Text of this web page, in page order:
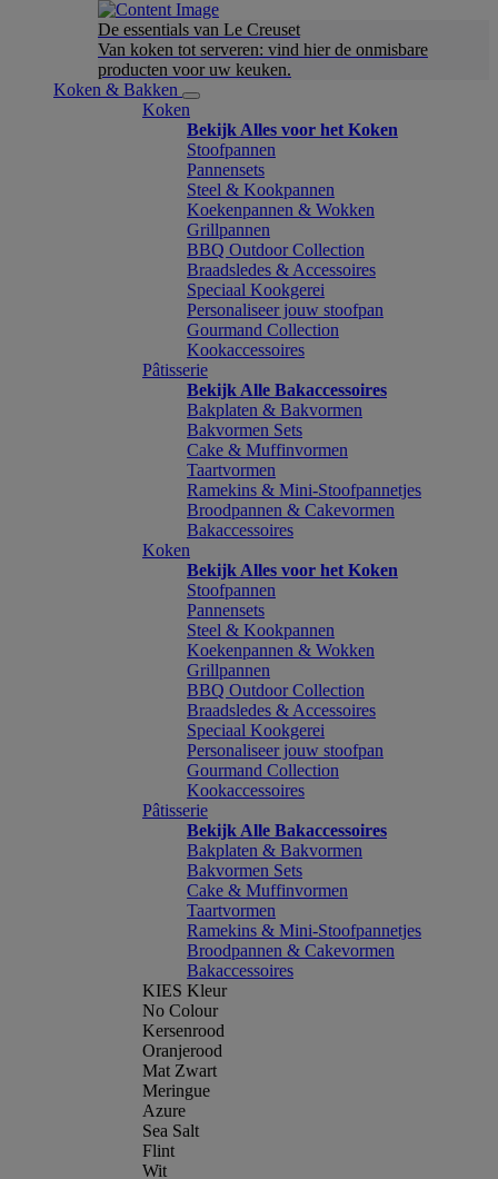
De essentials van Le Creuset
Van koken tot serveren: vind hier de onmisbare
producten voor uw keuken.
Koken & Bakken
Koken
Bekijk Alles voor het Koken
Stoofpannen
Pannensets
Steel & Kookpannen
Koekenpannen & Wokken
Grillpannen
BBQ Outdoor Collection
Braadsledes & Accessoires
Speciaal Kookgerei
Personaliseer jouw stoofpan
Gourmand Collection
Kookaccessoires
Pâtisserie
Bekijk Alle Bakaccessoires
Bakplaten & Bakvormen
Bakvormen Sets
Cake & Muffinvormen
Taartvormen
Ramekins & Mini-Stoofpannetjes
Broodpannen & Cakevormen
Bakaccessoires
Koken
Bekijk Alles voor het Koken
Stoofpannen
Pannensets
Steel & Kookpannen
Koekenpannen & Wokken
Grillpannen
BBQ Outdoor Collection
Braadsledes & Accessoires
Speciaal Kookgerei
Personaliseer jouw stoofpan
Gourmand Collection
Kookaccessoires
Pâtisserie
Bekijk Alle Bakaccessoires
Bakplaten & Bakvormen
Bakvormen Sets
Cake & Muffinvormen
Taartvormen
Ramekins & Mini-Stoofpannetjes
Broodpannen & Cakevormen
Bakaccessoires
KIES Kleur
No Colour
Kersenrood
Oranjerood
Mat Zwart
Meringue
Azure
Sea Salt
Flint
Wit